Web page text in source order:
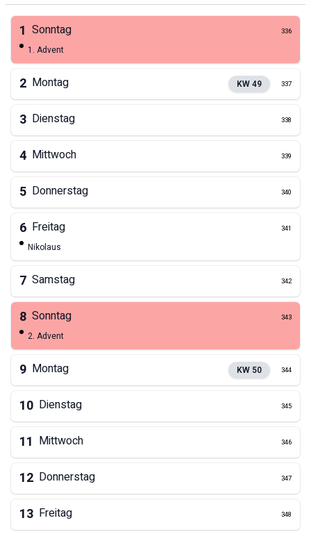
1 Sonntag 336
1. Advent
2 Montag KW49 337
3 Dienstag 338
4 Mittwoch 339
5 Donnerstag 340
6 Freitag 341
Nikolaus
7 Samstag 342
8 Sonntag 343
2. Advent
9 Montag KW 50 344
10 Dienstag 345
11 Mittwoch 346
12 Donnerstag 347
13 Freitag 348